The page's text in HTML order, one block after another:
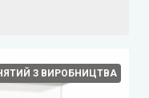
З ВИРОБНИЦТВА